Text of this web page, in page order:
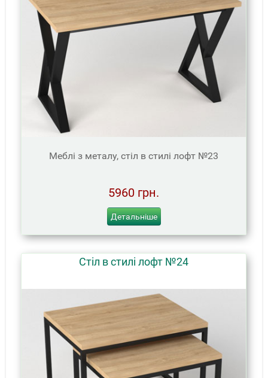
Меблі з металу, стіл в стилі лофт №23
5960 грн.
Детальніше
Стіл в стилі лофт №24